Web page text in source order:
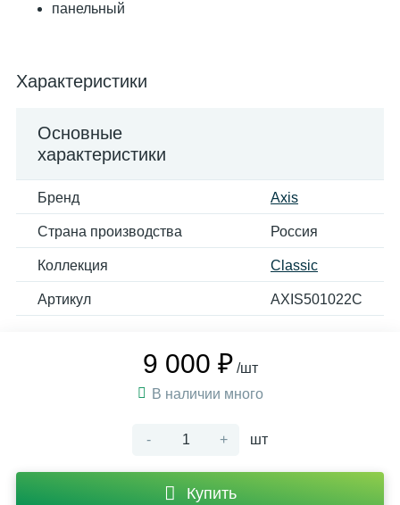
панельный
Характеристики
Основные
характеристики
Бренд Axis
Страна производства Россия
Коллекция Classic
Артикул AXIS501022C
9 000 ₽ /шт
В наличии много
- + шт
Купить